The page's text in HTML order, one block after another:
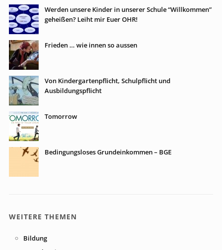
Werden unsere Kinder in unserer Schule “Willkommen”
geheißen? Leiht mir Euer OHR!
Frieden … wie innen so aussen
Von Kindergartenpflicht, Schulpflicht und
Ausbildungspflicht
Tomorrow
Bedingungsloses Grundeinkommen – BGE
WEITERE THEMEN
Bildung